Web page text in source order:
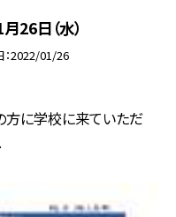
26日（水）
2022/01/26
に学校に来ていただ